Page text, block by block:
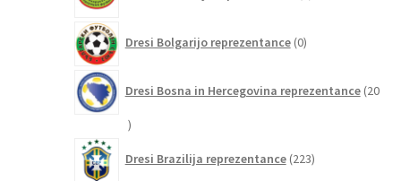
Dresi Bolgarijo reprezentance 0izdelkov
Dresi Bosna in Hercegovina reprezentance 20
20
Dresi Brazilija reprezentance 223izdelkov